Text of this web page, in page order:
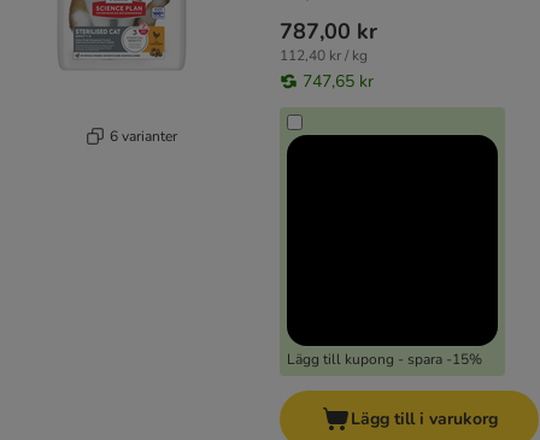
6 varianter
787,00 kr
112,40 kr / kg
747,65 kr
Lägg till kupong - spara -15%
Lägg till i varukorg